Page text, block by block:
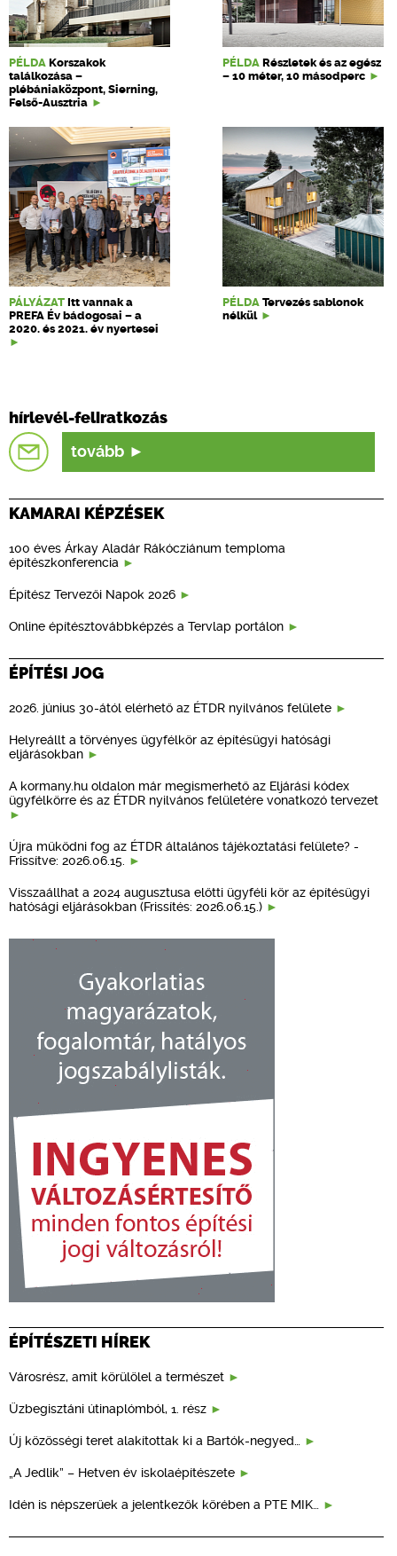
PÉLDA Korszakok
találkozása –
plébániaközpont, Sierning,
Felső-Ausztria
PÉLDA Részletek és az egész
– 10 méter, 10 másodperc
PÁLYÁZAT Itt vannak a
PREFA Év bádogosai – a
2020. és 2021. év nyertesei
PÉLDA Tervezés sablonok
nélkül
hírlevél-feliratkozás
tovább
KAMARAI KÉPZÉSEK
100 éves Árkay Aladár Rákócziánum temploma
építészkonferencia
Építész Tervezői Napok 2026
Online építésztovábbképzés a Tervlap portálon
ÉPÍTÉSI JOG
2026. június 30-ától elérhető az ÉTDR nyilvános felülete
Helyreállt a törvényes ügyfélkör az építésügyi hatósági
eljárásokban
A kormany.hu oldalon már megismerhető az Eljárási kódex
ügyfélkörre és az ÉTDR nyilvános felületére vonatkozó tervezet
Újra működni fog az ÉTDR általános tájékoztatási felülete? -
Frissítve: 2026.06.15.
Visszaállhat a 2024 augusztusa előtti ügyféli kör az építésügyi
hatósági eljárásokban (Frissítés: 2026.06.15.)
ÉPÍTÉSZETI HÍREK
Városrész, amit körülölel a természet
Üzbegisztáni útinaplómból, 1. rész
Új közösségi teret alakítottak ki a Bartók-negyed…
„A Jedlik” – Hetven év iskolaépítészete
Idén is népszerűek a jelentkezők körében a PTE MIK…